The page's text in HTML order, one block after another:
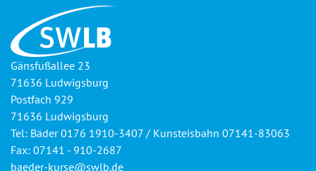
Gänsfußallee 23
71636 Ludwigsburg
Postfach 929
71636 Ludwigsburg
Tel: Bäder 0176 1910-3407 / Kunsteisbahn 07141-83063
Fax: 07141 - 910-2687
baeder-kurse@swlb.de